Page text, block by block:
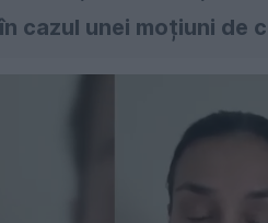
cazul unei moțiuni de